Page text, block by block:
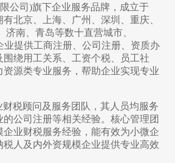
公司)旗下企业服务品牌，成立于
北京、上海、广州、深圳、重庆、
济南、青岛等数十直营城市、
业提供工商注册、公司注册、资质办
绕用工关系、工资个税、员工社
源类专业服务，帮助企业实现专业
税顾问及服务团队，其人员均服务
公司注册等相关经验。核心管理团
企业财税服务经验，能有效为小微企
税人及内外资规模企业提供专业高效